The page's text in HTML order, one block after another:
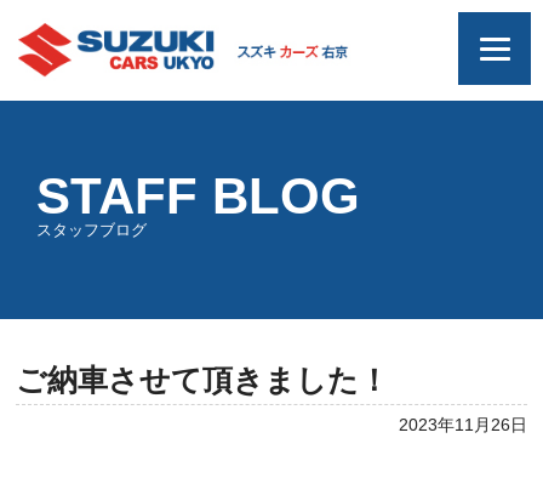
STAFF BLOG
スタッフブログ
ご納車させて頂きました！
2023年11月26日